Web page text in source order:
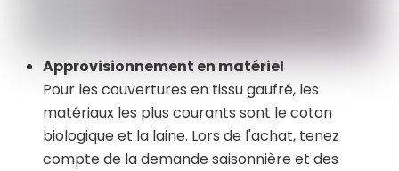
Approvisionnement en matériel
Pour les couvertures en tissu gaufré, les
matériaux les plus courants sont le coton
biologique et la laine. Lors de l'achat, tenez
compte de la demande saisonnière et des